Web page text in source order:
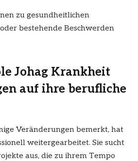
zu gesundheitlichen
bestehende Beschwerden
Johag Krankheit
auf ihre berufliche
Veränderungen bemerkt, hat
weitergearbeitet. Sie sucht
aus, die zu ihrem Tempo